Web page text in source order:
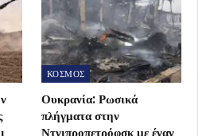
ΚΟΣΜΟΣ
Ουκρανία: Ρωσικά
πλήγματα στην
Ντνιπροπετρόφσκ με έναν